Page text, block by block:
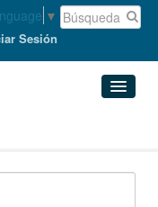
▼
Sesión